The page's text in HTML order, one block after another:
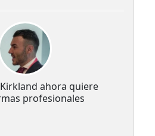
ahora quiere
profesionales